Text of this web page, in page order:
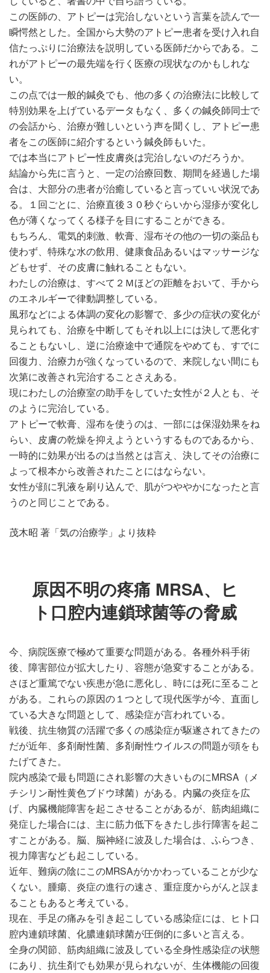
この医師の、アトピーは完治しないという言葉を読んで一
瞬愕然とした。全国から大勢のアトピー患者を受け入れ自
信たっぷりに治療法を説明している医師だからである。こ
れがアトピーの最先端を行く医療の現状なのかもしれな
い。
この点では一般的鍼灸でも、他の多くの治療法に比較して
特別効果を上げているデータもなく、多くの鍼灸師同士で
の会話から、治療が難しいという声を聞くし、アトピー患
者をこの医師に紹介するという鍼灸師もいた。
では本当にアトピー性皮膚炎は完治しないのだろうか。
結論から先に言うと、一定の治療回数、期間を経過した場
合は、大部分の患者が治癒していると言っていい状況であ
る。１回ごとに、治療直後３０秒ぐらいから湿疹が変化し
色が薄くなってくる様子を目にすることができる。
もちろん、電気的刺激、軟膏、湿布その他の一切の薬品も
使わず、特殊な水の飲用、健康食品あるいはマッサージな
どもせず、その皮膚に触れることもない。
わたしの治療は、すべて２Ｍほどの距離をおいて、手から
のエネルギーで律動調整している。
風邪などによる体調の変化の影響で、多少の症状の変化が
見られても、治療を中断してもそれ以上には決して悪化す
ることもないし、逆に治療途中で通院をやめても、すでに
回復力、治療力が強くなっているので、来院しない間にも
次第に改善され完治することさえある。
現にわたしの治療室の助手をしていた女性が２人とも、そ
のように完治している。
アトピーで軟膏、湿布を使うのは、一部には保湿効果をね
らい、皮膚の乾燥を抑えようというするものであるから、
一時的に効果が出るのは当然とは言え、決してその治療に
よって根本から改善されたことにはならない。
女性が顔に乳液を刷り込んで、肌がつややかになったと言
うのと同じことである。
茂木昭 著「気の治療学」より抜粋
原因不明の疼痛 MRSA、ヒ
ト口腔内連鎖球菌等の脅威
今、病院医療で極めて重要な問題がある。各種外科手術
後、障害部位が拡大したり、容態が急変することがある。
さほど重篤でない疾患が急に悪化し、時には死に至ること
がある。これらの原因の１つとして現代医学が今、直面し
ている大きな問題として、感染症が言われている。
戦後、抗生物質の活躍で多くの感染症が駆遂されてきたの
だが近年、多剤耐性菌、多剤耐性ウイルスの問題が頭をも
たげてきた。
院内感染で最も問題にされ影響の大きいものにMRSA（メ
チシリン耐性黄色ブドウ球菌）がある。内臓の炎症を広
げ、内臓機能障害を起こさせることがあるが、筋肉組織に
発症した場合には、主に筋力低下をきたし歩行障害を起こ
すことがある。脳、脳神経に波及した場合は、ふらつき、
視力障害なども起こしている。
近年、難病の陰にこのMRSAがかかわっていることが少な
くない。腫瘍、炎症の進行の速さ、重症度からがんと誤ま
ることもあると考えている。
現在、手足の痛みを引き起こしている感染症には、ヒト口
腔内連鎖球菌、化膿連鎖球菌が圧倒的に多いと言える。
全身の関節、筋肉組織に波及している全身性感染症の状態
にあり、抗生剤でも効果が見られないが、生体機能の回復